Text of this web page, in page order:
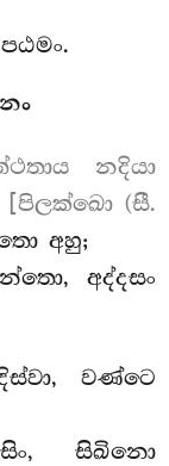
නදියා
[පිලක්ඛො (සී.
අහු;
අද්දසං
වණ්ටෙ
සිඛිනො